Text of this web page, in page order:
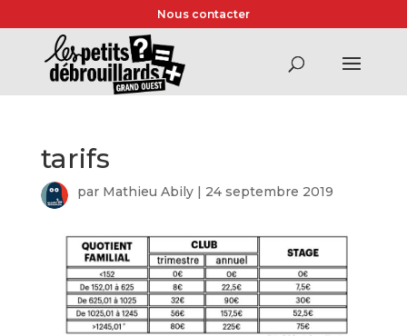
Nous contacter
tarifs
par Mathieu Abily| 24 septembre 2019